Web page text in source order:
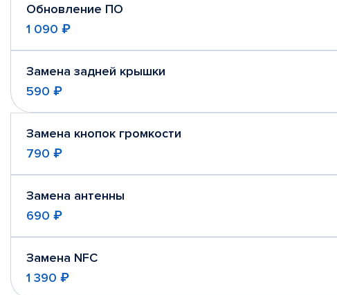
Обновление ПО
1 090 ₽
Замена задней крышки
590 ₽
Замена кнопок громкости
790 ₽
Замена антенны
690 ₽
Замена NFC
1 390 ₽